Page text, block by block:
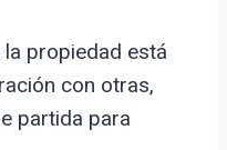
propiedad está
con otras,
partida para